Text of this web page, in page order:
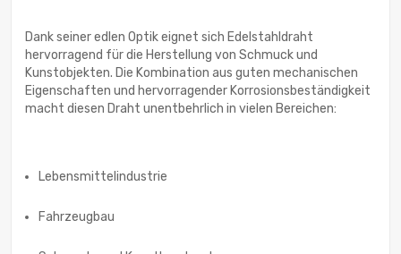
Dank seiner edlen Optik eignet sich Edelstahldraht
hervorragend für die Herstellung von Schmuck und
Kunstobjekten. Die Kombination aus guten mechanischen
Eigenschaften und hervorragender Korrosionsbeständigkeit
macht diesen Draht unentbehrlich in vielen Bereichen:
Lebensmittelindustrie
Fahrzeugbau